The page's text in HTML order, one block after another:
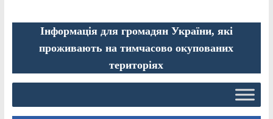
Інформація для громадян України, які
проживають на тимчасово окупованих
територіях